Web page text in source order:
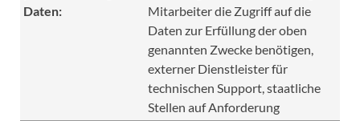
Daten:
Mitarbeiter die Zugriff auf die
Daten zur Erfüllung der oben
genannten Zwecke benötigen,
externer Dienstleister für
technischen Support, staatliche
Stellen auf Anforderung